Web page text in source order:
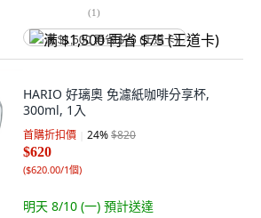
(1)
满 $1,500 再省 $75 (王道卡)
HARIO 好璃奧 免濾紙咖啡分享杯,
300ml, 1入
首購折扣價 24%$820
$620
($620.00/1個)
明天 8/10 (一) 預計送達